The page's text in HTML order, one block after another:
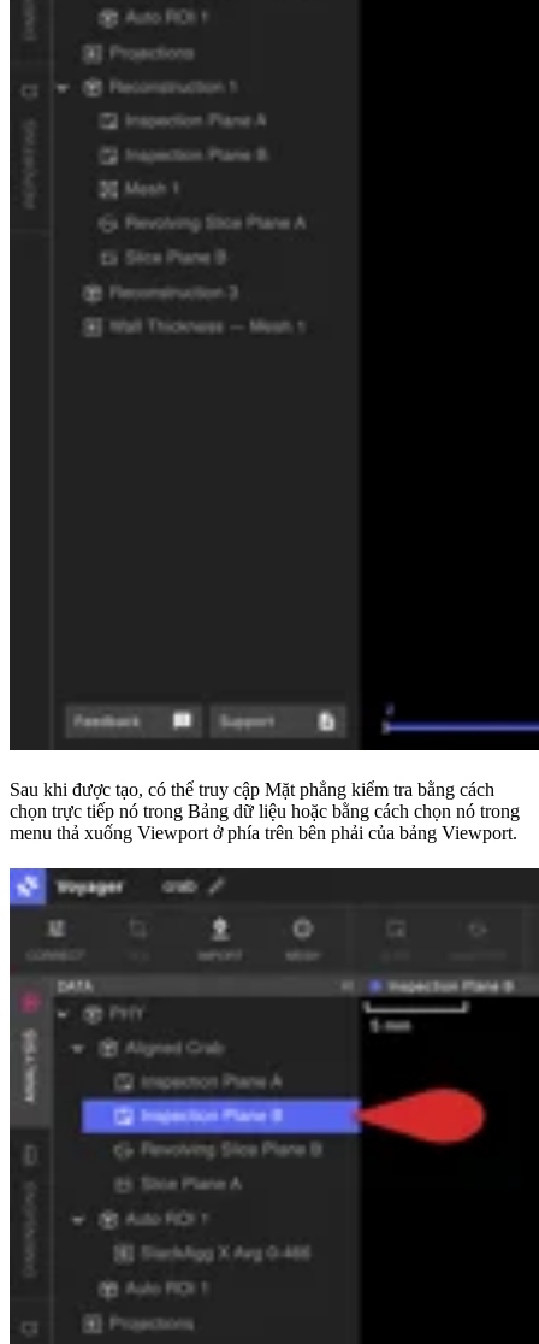
Sau khi được tạo, có thể truy cập Mặt phẳng kiểm tra bằng cách
chọn trực tiếp nó trong Bảng dữ liệu hoặc bằng cách chọn nó trong
menu thả xuống Viewport ở phía trên bên phải của bảng Viewport.